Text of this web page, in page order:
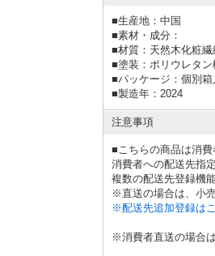
■生産地：中国
■素材・成分：
■材質：天然木化粧繊
■塗装：ポリウレタン
■パッケージ：個別箱
■製造年：2024
注意事項
■こちらの商品は消費
消費者への配送先指
複数の配送先登録機
※直送の場合は、小
※配送先追加登録は
※消費者直送の場合